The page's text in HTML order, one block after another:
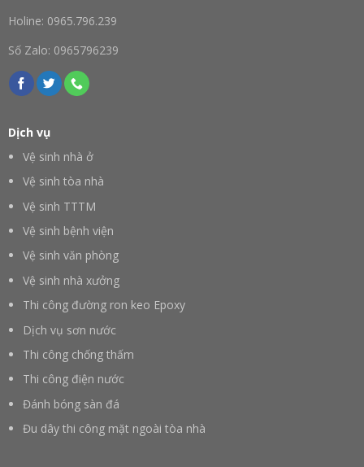
Holine: 0965.796.239
Số Zalo: 0965796239
Dịch vụ
Vệ sinh nhà ở
Vệ sinh tòa nhà
Vệ sinh TTTM
Vệ sinh bệnh viện
Vệ sinh văn phòng
Vệ sinh nhà xưởng
Thi công đường ron keo Epoxy
Dịch vụ sơn nước
Thi công chống thấm
Thi công điện nước
Đánh bóng sàn đá
Đu dây thi công mặt ngoài tòa nhà